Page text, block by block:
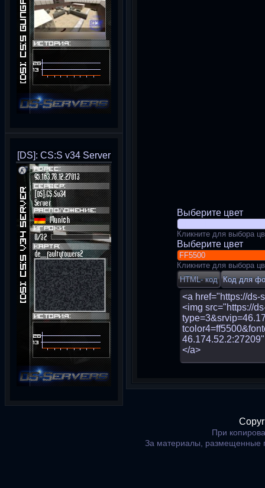
[DS]: CS:S v34 Server
Выберите цвет
Кликните для выбора
Выберите цвет
Кликните для выбора
При
За материалы, размещенные